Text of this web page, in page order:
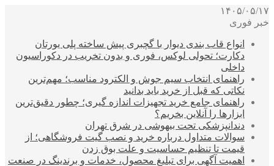
۱۴۰۵/۰۵/۱۷
خبر فوری
انواع قاب بندی دیوار با گچبری پیش ساخته پلی یورتان
دکارت؛ تحولی لوکس، فوری و بدون تخریب در دکوراسیون
داخلی
راهنمای انتخاب سیم جوش و الکترود مناسب؛ مهم‌ترین
نکاتی که قبل از خرید باید بدانید
راهنمای جامع خرید تجهیزات اندازه گیری؛ چطور دقیق‌ترین
ابزارها را آنلاین بخریم؟
دندانپزشکی تحت بیهوشی در شرق تهران
سوالات متداول درباره خرید و نصب گیت فروشگاهی؛ از
قیمت تا تنظیم حساسیت و علت بوق زدن
اهمیت آگهی برای تبلیغ محصول، خدمات و برندینگ در صنعت